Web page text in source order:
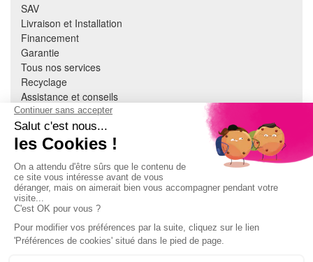
SAV
Livraison et Installation
Financement
Garantie
Tous nos services
Recyclage
Assistance et conseils
Cuisine équipée
Literie
Nous contacter
À PROPOS
CGV
Mentions légales
Données personnelles
Devenir adhérent